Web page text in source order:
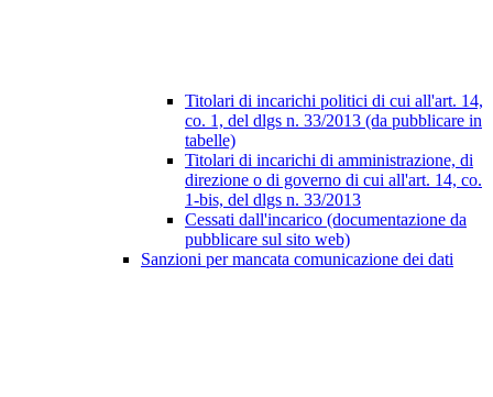
Titolari di incarichi politici di cui all'art. 14,
co. 1, del dlgs n. 33/2013 (da pubblicare in
tabelle)
Titolari di incarichi di amministrazione, di
direzione o di governo di cui all'art. 14, co.
1-bis, del dlgs n. 33/2013
Cessati dall'incarico (documentazione da
pubblicare sul sito web)
Sanzioni per mancata comunicazione dei dati